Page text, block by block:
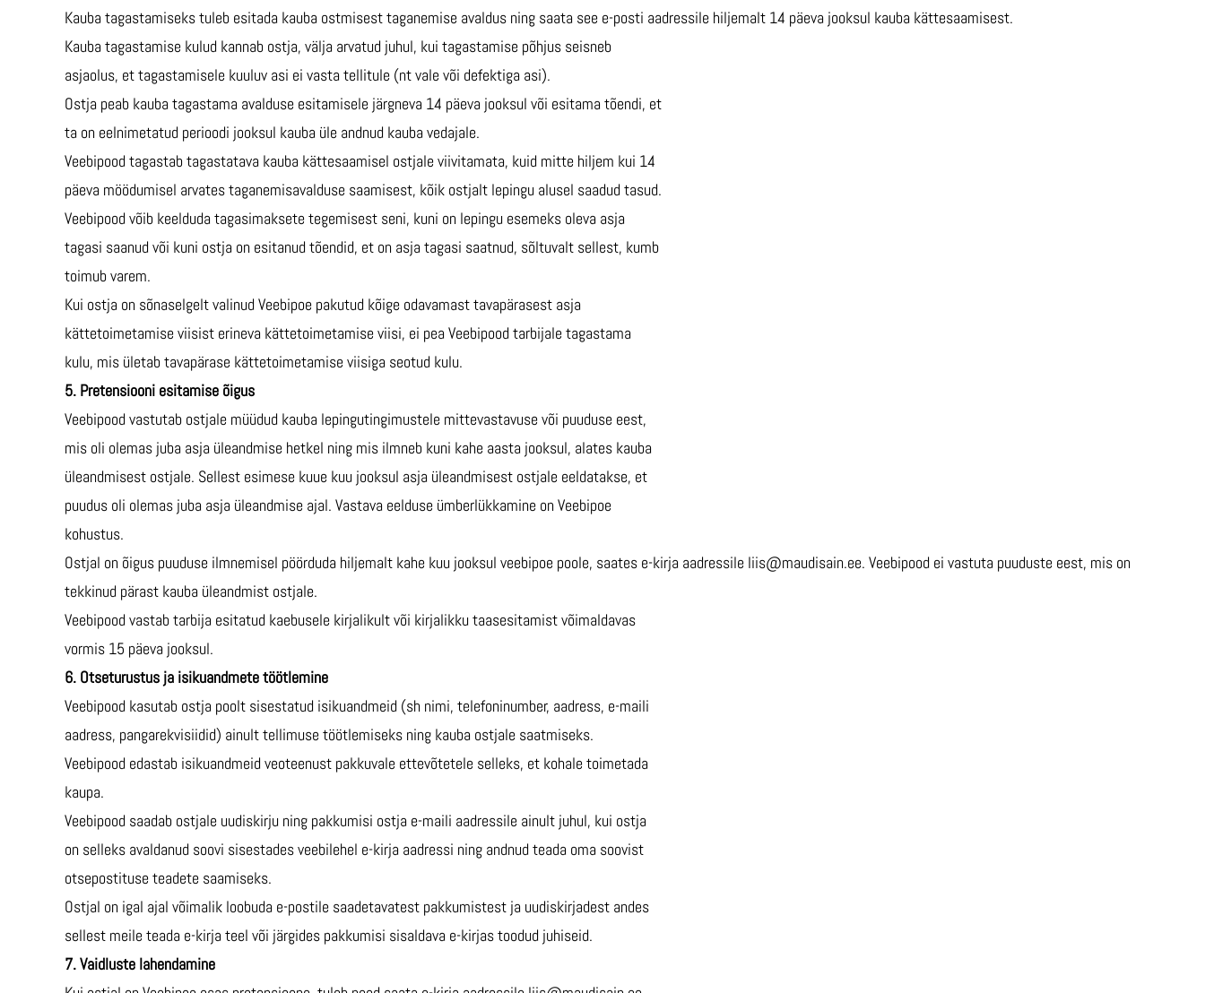
Kauba tagastamiseks tuleb esitada kauba ostmisest taganemise avaldus ning saata see e-posti aadressile hiljemalt 14 päeva jooksul kauba kättesaamisest.
Kauba tagastamise kulud kannab ostja, välja arvatud juhul, kui tagastamise põhjus seisneb
asjaolus, et tagastamisele kuuluv asi ei vasta tellitule (nt vale või defektiga asi).
Ostja peab kauba tagastama avalduse esitamisele järgneva 14 päeva jooksul või esitama tõendi, et
ta on eelnimetatud perioodi jooksul kauba üle andnud kauba vedajale.
Veebipood tagastab tagastatava kauba kättesaamisel ostjale viivitamata, kuid mitte hiljem kui 14
päeva möödumisel arvates taganemisavalduse saamisest, kõik ostjalt lepingu alusel saadud tasud.
Veebipood võib keelduda tagasimaksete tegemisest seni, kuni on lepingu esemeks oleva asja
tagasi saanud või kuni ostja on esitanud tõendid, et on asja tagasi saatnud, sõltuvalt sellest, kumb
toimub varem.
Kui ostja on sõnaselgelt valinud Veebipoe pakutud kõige odavamast tavapärasest asja
kättetoimetamise viisist erineva kättetoimetamise viisi, ei pea Veebipood tarbijale tagastama
kulu, mis ületab tavapärase kättetoimetamise viisiga seotud kulu.
5. Pretensiooni esitamise õigus
Veebipood vastutab ostjale müüdud kauba lepingutingimustele mittevastavuse või puuduse eest,
mis oli olemas juba asja üleandmise hetkel ning mis ilmneb kuni kahe aasta jooksul, alates kauba
üleandmisest ostjale. Sellest esimese kuue kuu jooksul asja üleandmisest ostjale eeldatakse, et
puudus oli olemas juba asja üleandmise ajal. Vastava eelduse ümberlükkamine on Veebipoe
kohustus.
Ostjal on õigus puuduse ilmnemisel pöörduda hiljemalt kahe kuu jooksul veebipoe poole, saates e-kirja aadressile liis@maudisain.ee. Veebipood ei vastuta puuduste eest, mis on
tekkinud pärast kauba üleandmist ostjale.
Veebipood vastab tarbija esitatud kaebusele kirjalikult või kirjalikku taasesitamist võimaldavas
vormis 15 päeva jooksul.
6. Otseturustus ja isikuandmete töötlemine
Veebipood kasutab ostja poolt sisestatud isikuandmeid (sh nimi, telefoninumber, aadress, e-maili
aadress, pangarekvisiidid) ainult tellimuse töötlemiseks ning kauba ostjale saatmiseks.
Veebipood edastab isikuandmeid veoteenust pakkuvale ettevõtetele selleks, et kohale toimetada
kaupa.
Veebipood saadab ostjale uudiskirju ning pakkumisi ostja e-maili aadressile ainult juhul, kui ostja
on selleks avaldanud soovi sisestades veebilehel e-kirja aadressi ning andnud teada oma soovist
otsepostituse teadete saamiseks.
Ostjal on igal ajal võimalik loobuda e-postile saadetavatest pakkumistest ja uudiskirjadest andes
sellest meile teada e-kirja teel või järgides pakkumisi sisaldava e-kirjas toodud juhiseid.
7. Vaidluste lahendamine